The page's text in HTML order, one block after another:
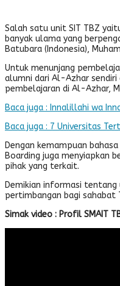
Salah satu unit SIT TBZ
banyak ulama yang
Batubara (Indonesia),
Untuk menunjang
alumni dari Al-Azhar
pembelajaran di Al-Azhar,
Baca juga : Innalillahi wa
Baca juga : 7 Universitas
Dengan kemampuan
Boarding juga menyiapkan
pihak yang terkait.
Demikian informasi tentang
pertimbangan bagi sahabat
Simak video : Profil SMAIT